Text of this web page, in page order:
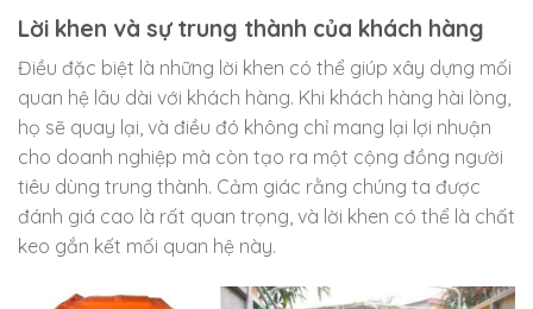
Lời khen và sự trung thành của khách hàng
Điều đặc biệt là những lời khen có thể giúp xây dựng mối
quan hệ lâu dài với khách hàng. Khi khách hàng hài lòng,
họ sẽ quay lại, và điều đó không chỉ mang lại lợi nhuận
cho doanh nghiệp mà còn tạo ra một cộng đồng người
tiêu dùng trung thành. Cảm giác rằng chúng ta được
đánh giá cao là rất quan trọng, và lời khen có thể là chất
keo gắn kết mối quan hệ này.